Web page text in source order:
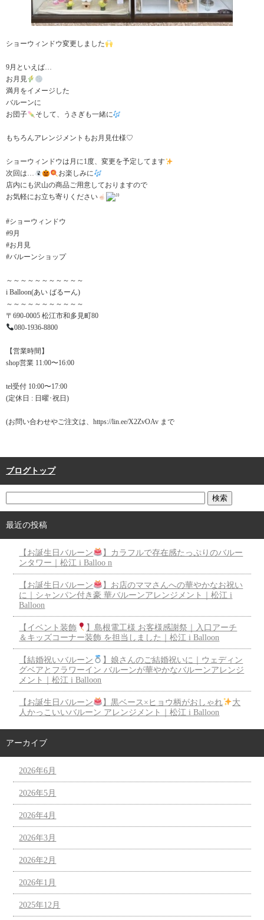
ショーウィンドウ変更しました
9月といえば…
お月見
満月をイメージした
バルーンに
お団子
そして、うさぎも一緒に
もちろんアレンジメントもお月見仕様♡
ショーウィンドウは月に1度、変更を予定してます
次回は…
お楽しみに
店内にも沢山の商品ご用意しておりますので
お気軽にお立ち寄りください
⁾⁾
#ショーウィンドウ
#9月
#お月見
#バルーンショップ
～～～～～～～～～～～
i Balloon(あい ばるーん)
～～～～～～～～～～～
〒690-0005 松江市和多見町80
080-1936-8800
【営業時間】
shop営業 11:00〜16:00
tel受付 10:00〜17:00
(定休日 : 日曜･祝日)
(お問い合わせやご注文は、https://lin.ee/X2ZvOAv まで
ブログトップ
最近の投稿
【お誕生日バルーン
】カラフルで存在感たっぷりのバルー
ンタワー｜松江 i Balloo n
【お誕生日バルーン
】お店のママさんへの華やかなお祝い
に｜シャンパン付き豪 華バルーンアレンジメント｜松江 i
Balloon
【イベント装飾
】島根電工様 お客様感謝祭｜入口アーチ
＆キッズコーナー装飾 を担当しました｜松江 i Balloon
【結婚祝いバルーン
】娘さんのご結婚祝いに｜ウェディン
グベアとフラワーイン バルーンが華やかなバルーンアレンジ
メント｜松江 i Balloon
【お誕生日バルーン 】黒ベース×ヒョウ柄がおしゃれ
大
人かっこいいバルーン アレンジメント｜松江 i Balloon
アーカイブ
2026年6月
2026年5月
2026年4月
2026年3月
2026年2月
2026年1月
2025年12月